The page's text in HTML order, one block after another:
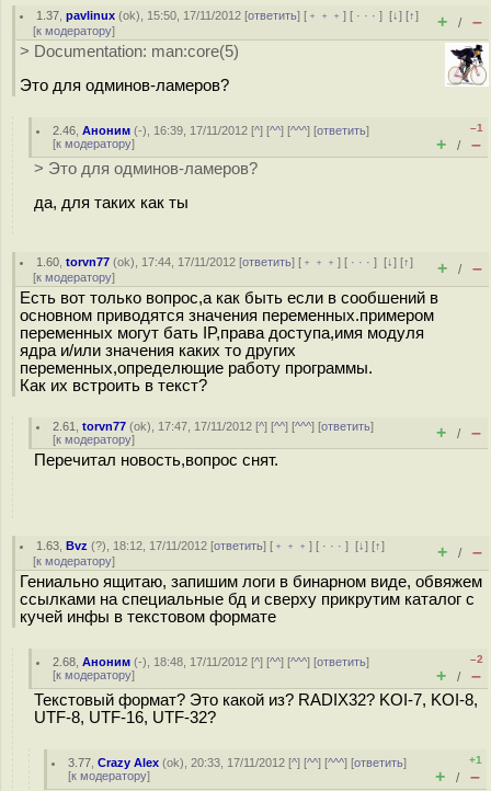
1.37 ,pavlinux (ok), 15:50, 17/11/2012 [ответить] [ ﹢﹢﹢] [ · · ·][↓] [↑]
[к модератору] + / –
> Documentation: man:core(5)
Это для одминов-ламеров?
2.46 ,Аноним (-), 16:39, 17/11/2012 [^] [^^] [^^^] [ответить]
[к модератору]
–1
+ / –
> Это для одминов-ламеров?
да, для таких как ты
1.60 ,torvn77 (ok), 17:44, 17/11/2012 [ответить] [ ﹢﹢﹢] [ · · ·][↓] [↑]
[к модератору] + / –
Есть вот только вопрос,а как быть если в сообшений в
основном приводятся значения переменных.примером
переменных могут бать IP,права доступа,имя модуля
ядра и/или значения каких то других
переменных,определющие работу программы.
Как их встроить в текст?
2.61 ,torvn77 (ok), 17:47, 17/11/2012 [^] [^^] [^^^] [ответить]
[к модератору] + / –
Перечитал новость,вопрос снят.
1.63 ,Bvz (?), 18:12, 17/11/2012 [ответить] [ ﹢﹢﹢] [ · · ·][↓] [↑]
[к модератору] + / –
Гениально ящитаю, запишим логи в бинарном виде, обвяжем
ссылками на специальные бд и сверху прикрутим каталог с
кучей инфы в текстовом формате
2.68 ,Аноним (-), 18:48, 17/11/2012 [^] [^^] [^^^] [ответить]
[к модератору]
–2
+ / –
Текстовый формат? Это какой из? RADIX32? KOI-7, KOI-8,
UTF-8, UTF-16, UTF-32?
3.77 ,Crazy Alex (ok), 20:33, 17/11/2012 [^] [^^] [^^^] [ответить]
[к модератору]
+1
+ / –